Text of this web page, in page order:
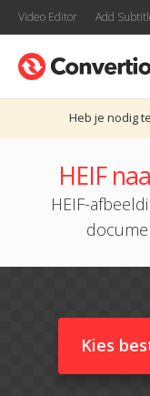
Video Editor Add
Heb je nodig
HEIF
HEIF-
Kies